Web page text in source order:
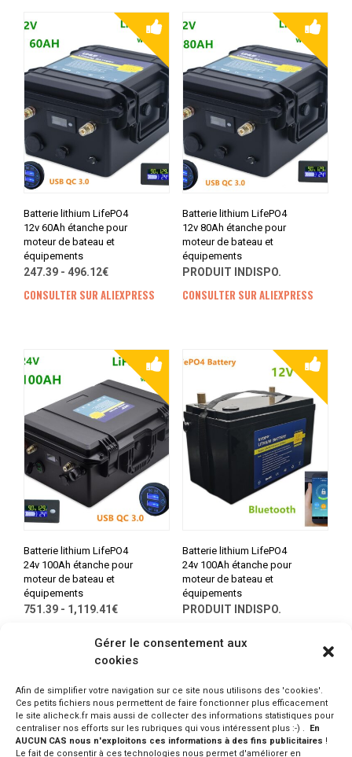
Gérer le consentement aux
cookies
Afin de simplifier votre navigation sur ce site nous utilisons des 'cookies'.
Ces petits fichiers nous permettent de faire fonctionner plus efficacement
le site alicheck.fr mais aussi de collecter des informations statistiques pour
centraliser nos efforts sur les rubriques qui vous intéressent plus :-) . En
AUCUN CAS nous n'exploitons ces informations à des fins publicitaires !
Le fait de consentir à ces technologies nous permet d'améliorer en
Batterie lithium LifePO4
12v 60Ah étanche pour
moteur de bateau et
équipements
247.39 - 496.12€
CONSULTER SUR ALIEXPRESS
Batterie lithium LifePO4
12v 80Ah étanche pour
moteur de bateau et
équipements
PRODUIT INDISPO.
CONSULTER SUR ALIEXPRESS
Batterie lithium LifePO4
24v 100Ah étanche pour
moteur de bateau et
équipements
751.39 - 1,119.41€
Batterie lithium LifePO4
24v 100Ah étanche pour
moteur de bateau et
équipements
PRODUIT INDISPO.
1 2 3 4 5 6 7 →